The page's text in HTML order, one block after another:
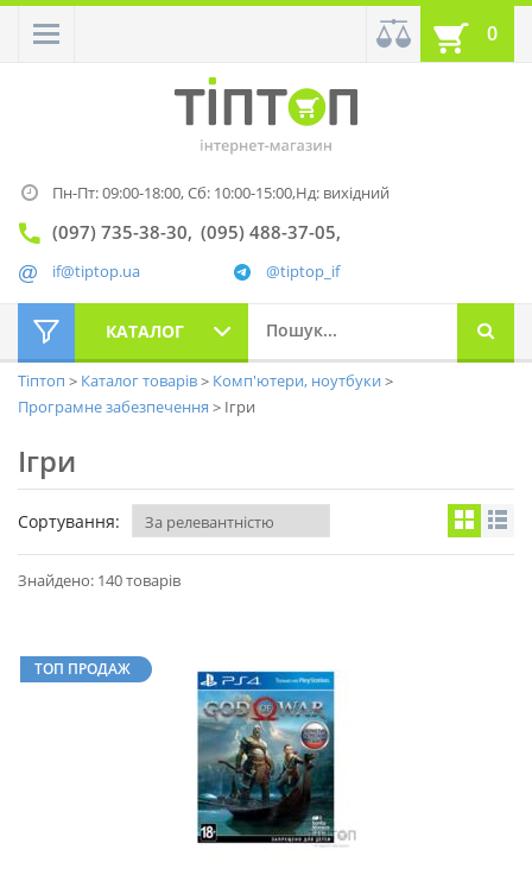
0
Пн-Пт: 09:00-18:00,Сб: 10:00-15:00,Нд: вихідний
(097) 735-38-30 (095) 488-37-05
@tiptop_if
if@tiptop.ua
КАТАЛОГ
Тіптоп Каталог товарів
Комп'ютери, ноутбуки
Програмне забезпечення
Ігри
Ігри
Сортування:
Знайдено: 140 товарів
ТОП ПРОДАЖ